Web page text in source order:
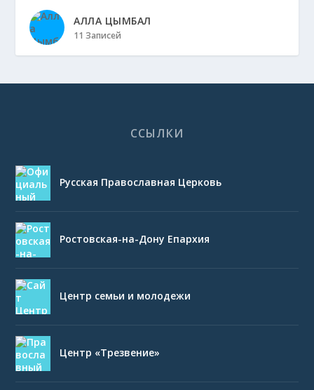
АЛЛА ЦЫМБАЛ
11 Записей
ССЫЛКИ
Русская Православная Церковь
Ростовская-на-Дону Епархия
Центр семьи и молодежи
Центр «Трезвение»